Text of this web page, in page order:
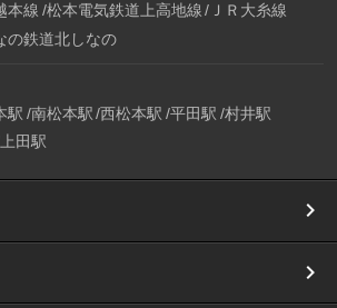
本線 松本電気鉄道上高地線
ＪＲ大糸線
の鉄道北しなの
駅 南松本駅 西松本駅 平田駅 村井駅
上田駅